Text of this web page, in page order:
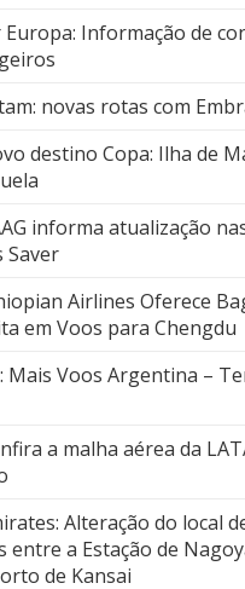
Europa: Informação de
novas rotas com
destino Copa: Ilha de
informa atualização
Saver
Airlines Oferece
em Voos para Chengdu
Mais Voos Argentina –
a malha aérea da
Alteração do local
entre a Estação de
de Kansai